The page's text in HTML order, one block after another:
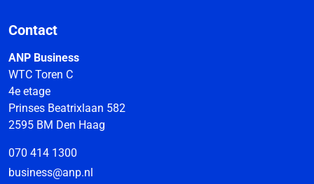
Contact
ANP Business
WTC Toren C
4e etage
Prinses Beatrixlaan 582
2595 BM Den Haag
070 414 1300
business@anp.nl